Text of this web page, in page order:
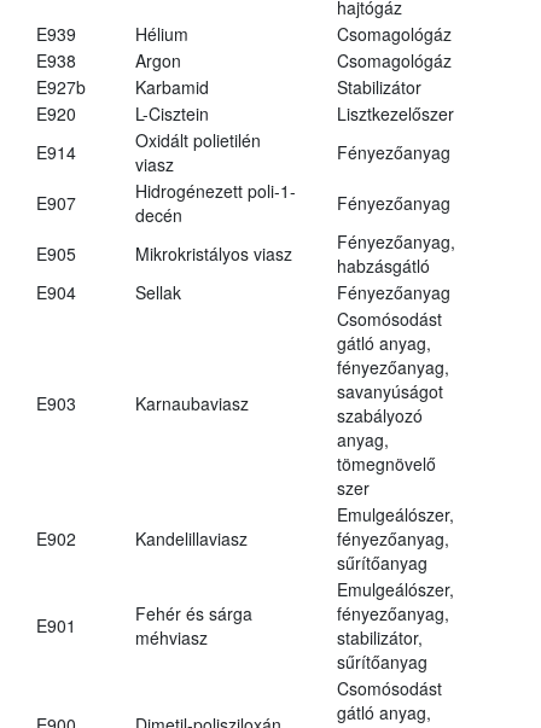
hajtógáz
E939
Hélium
Csomagológáz
E938
Argon
Csomagológáz
E927b
Karbamid
Stabilizátor
E920
L-Cisztein
Lisztkezelőszer
E914
Oxidált polietilén
viasz
Fényezőanyag
E907
Hidrogénezett poli-1-
decén
Fényezőanyag
E905 Mikrokristályos viasz
Fényezőanyag,
habzásgátló
E904
Sellak Fényezőanyag
E903 Karnaubaviasz
Csomósodást
gátló anyag,
fényezőanyag,
savanyúságot
szabályozó
anyag,
tömegnövelő
szer
E902 Kandelillaviasz
Emulgeálószer,
fényezőanyag,
sűrítőanyag
E901
Fehér és sárga
méhviasz
Emulgeálószer,
fényezőanyag,
stabilizátor,
sűrítőanyag
Csomósodást
gátló anyag,